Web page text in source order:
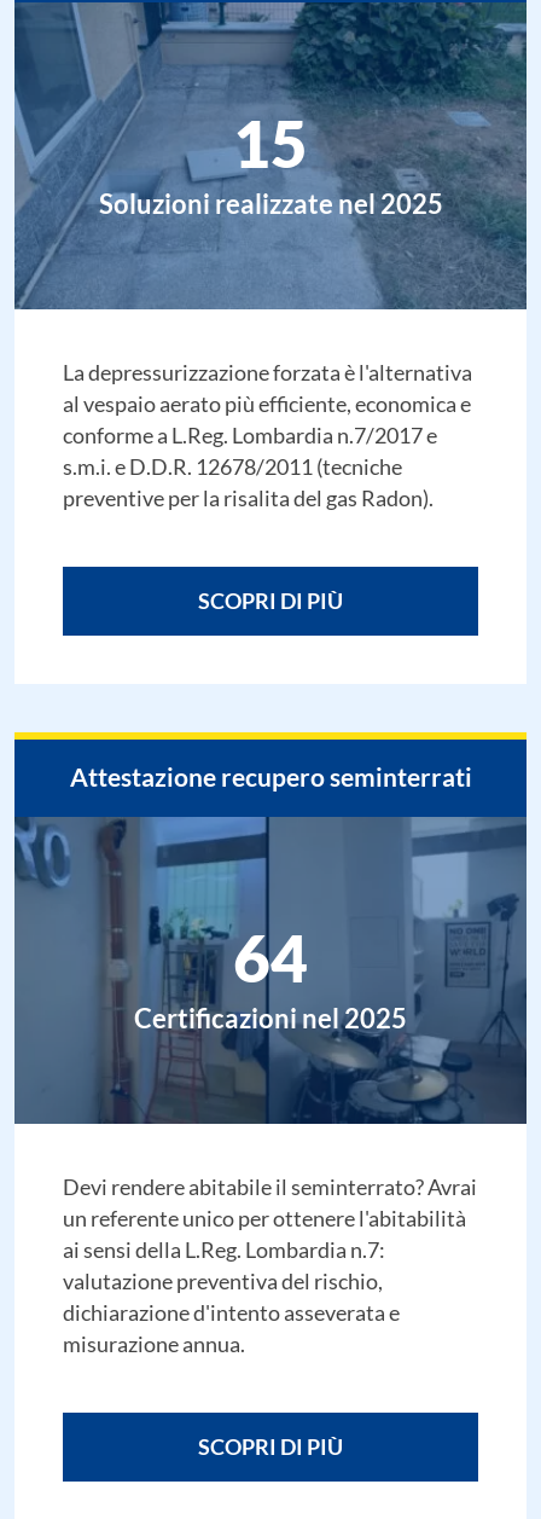
15
Soluzioni realizzate nel 2025
La depressurizzazione forzata è l'alternativa
al vespaio aerato più efficiente, economica e
conforme a L.Reg. Lombardia n.7/2017 e
s.m.i. e D.D.R. 12678/2011 (tecniche
preventive per la risalita del gas Radon).
SCOPRI DI PIÙ
Attestazione recupero seminterrati
64
Certificazioni nel 2025
Devi rendere abitabile il seminterrato? Avrai
un referente unico per ottenere l'abitabilità
ai sensi della L.Reg. Lombardia n.7:
valutazione preventiva del rischio,
dichiarazione d'intento asseverata e
misurazione annua.
SCOPRI DI PIÙ